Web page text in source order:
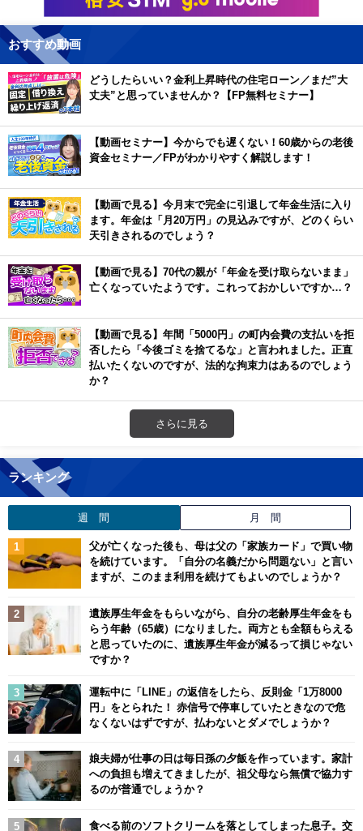
おすすめ動画
どうしたらいい？金利上昇時代の住宅ローン／まだ”大
丈夫”と思っていませんか？【FP無料セミナー】
【動画セミナー】今からでも遅くない！60歳からの老後
資金セミナー／FPがわかりやすく解説します！
【動画で見る】今月末で完全に引退して年金生活に入り
ます。年金は「月20万円」の見込みですが、どのくらい
天引きされるのでしょう？
【動画で見る】70代の親が「年金を受け取らないまま」
亡くなっていたようです。これっておかしいですか…？
【動画で見る】年間「5000円」の町内会費の支払いを拒
否したら「今後ゴミを捨てるな」と言われました。正直
払いたくないのですが、法的な拘束力はあるのでしょう
か？
さらに見る
ランキング
週 間 月 間
父が亡くなった後も、母は父の「家族カード」で買い物
を続けています。「自分の名義だから問題ない」と言い
ますが、このまま利用を続けてもよいのでしょうか？
遺族厚生年金をもらいながら、自分の老齢厚生年金をも
らう年齢（65歳）になりました。両方とも全額もらえる
と思っていたのに、遺族厚生年金が減るって損じゃない
ですか？
運転中に「LINE」の返信をしたら、反則金「1万8000
円」をとられた！ 赤信号で停車していたときなので危
なくないはずですが、払わないとダメでしょうか？
娘夫婦が仕事の日は毎日孫の夕飯を作っています。家計
への負担も増えてきましたが、祖父母なら無償で協力す
るのが普通でしょうか？
食べる前のソフトクリームを落としてしまった息子。交